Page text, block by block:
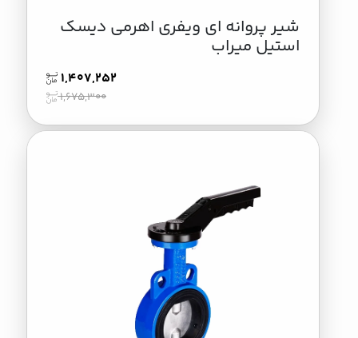
شیر پروانه ای ویفری اهرمی دیسک
استیل میراب
1,407,252
1,675,300